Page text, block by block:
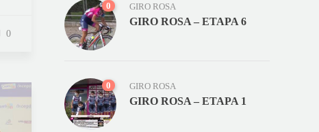
0
0 GIRO ROSA
GIRO ROSA – ETAPA 6
0 GIRO ROSA
GIRO ROSA – ETAPA 1